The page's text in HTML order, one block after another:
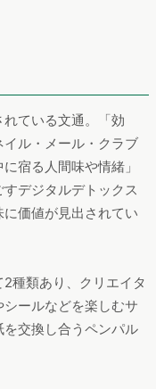
ている文通。「効
ル・メール・クラブ
宿る人間味や情緒」
デジタルデトックス
価値が見出されてい
種類あり、クリエイタ
ールなどを楽しむサ
交換し合うペンパル